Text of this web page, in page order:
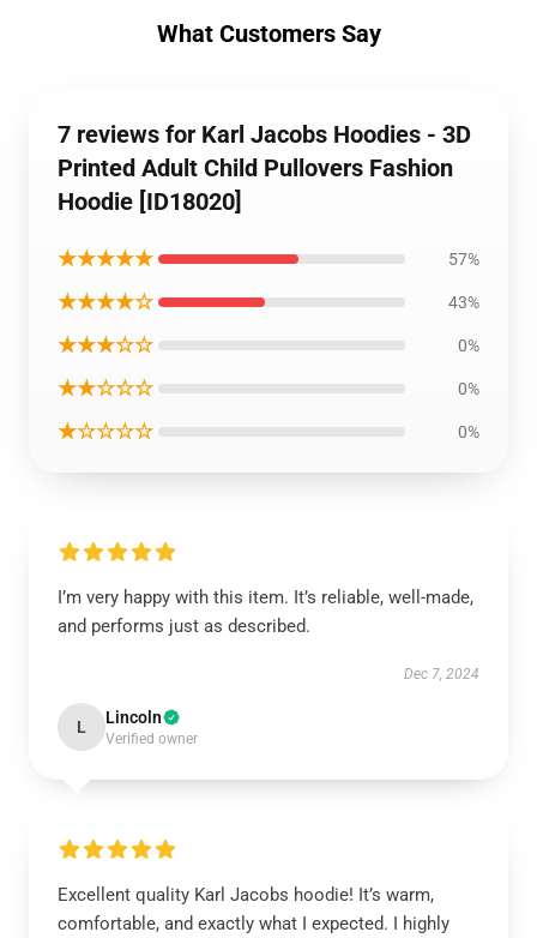
What Customers Say
7 reviews for Karl Jacobs Hoodies - 3D
Printed Adult Child Pullovers Fashion
Hoodie [ID18020]
★★★★★ 57%
★★★★☆ 43%
★★★☆☆ 0%
★★☆☆☆ 0%
★☆☆☆☆ 0%
I’m very happy with this item. It’s reliable, well-made,
and performs just as described.
Dec 7, 2024
L Lincoln
Verified owner
Excellent quality Karl Jacobs hoodie! It’s warm,
comfortable, and exactly what I expected. I highly